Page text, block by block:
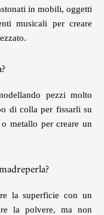
in mobili, oggetti
musicali per creare
pezzi molto
di colla per fissarli su
metallo per creare un
la superficie con un
la polvere, ma non